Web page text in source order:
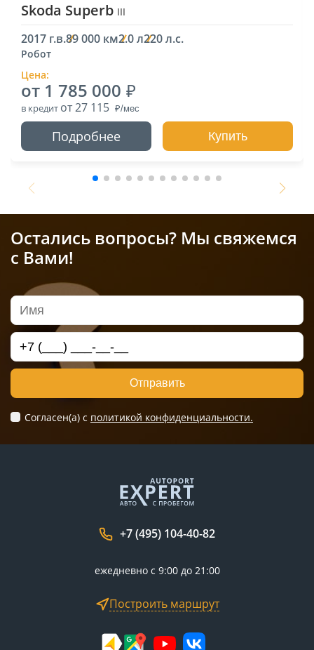
Skoda Superb III
2017 г.в.89 000 км2.0 л220 л.с.
Робот
Цена:
от 1 785 000
в кредит от 27 115
Подробнее Купить
Остались вопросы? Мы свяжемся
с Вами!
Отправить
Согласен(а) c политикой конфиденциальности.
+7 (495) 104-40-82
ежедневно с 9:00 до 21:00
Построить маршрут